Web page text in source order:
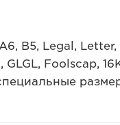
B5, Legal,
GLGL, Foolscap,